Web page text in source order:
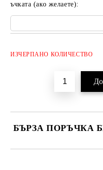
ъчката (ако желаете):
ИЗЧЕРПАНО КОЛИЧЕСТВО
БЪРЗА ПОРЪЧКА